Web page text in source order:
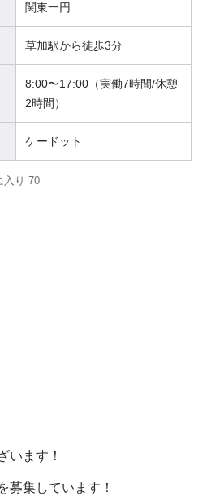
関東一円
草加駅から徒歩3分
8:00〜17:00（実働7時間/休憩
2時間）
ケードット
入り 70
います！
募集しています！